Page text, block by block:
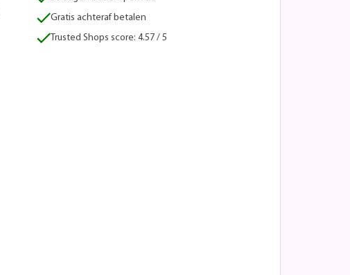
Gratis achteraf betalen
Trusted Shops score: 4.57 / 5